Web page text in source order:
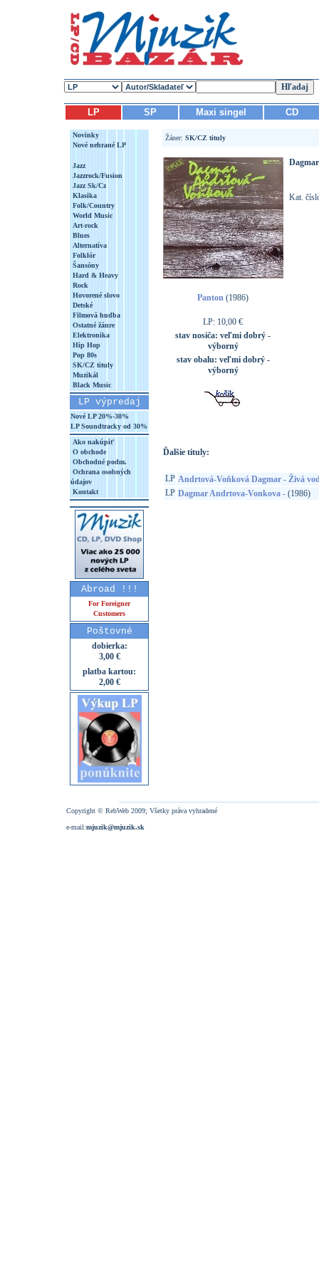
LP SP Maxi singel CD
Novinky
Nové nehrané LP
Jazz
Jazzrock/Fusion
Jazz Sk/Cz
Klasika
Folk/Country
World Music
Art-rock
Blues
Alternatíva
Folklór
Šansóny
Hard & Heavy
Rock
Hovorené slovo
Detské
Filmová hudba
Ostatné žánre
Elektronika
Hip Hop
Pop 80s
SK/CZ tituly
Muzikál
Black Music
LP výpredaj
Nové LP 20%-30%
LP Soundtracky od 30%
Ako nakúpiť
O obchode
Obchodné podm.
Ochrana osobných
údajov
Kontakt
Abroad !!!
For Foreigner
Customers
Poštovné
dobierka:
3,00 €
platba kartou:
2,00 €
Žáner: SK/CZ tituly
Panton (1986)
LP: 10,00 €
stav nosiča: veľmi dobrý -
výborný
stav obalu: veľmi dobrý -
výborný
Kat.
Ďalšie tituly:
LP Andrtová-Voňková Dagmar - Živá
LP Dagmar Andrtova-Vonkova - (1986)
Copyright © RebWeb 2009; Všetky práva vyhradené
e-mail:mjuzik@mjuzik.sk